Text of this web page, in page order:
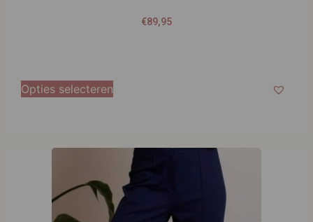
€89,95
Opties selecteren